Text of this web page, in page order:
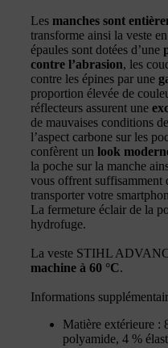
Les manches sont
transforme ainsi la veste
épaules sont dotées d’une
contre l’abrasion, les
contre les épines par une
proportion élevée de
réflecteurs assurent une
de mauvaises conditions
l’aspect carbone sur les
confèrent un look
la poche sur la manche
vous offrent suffisamment
transporter votre
La fermeture éclair de la
hydrofuge.
La veste STIHL
machine à 60 °C.
Informations
Matière extérieure :
polyamide, 4 %